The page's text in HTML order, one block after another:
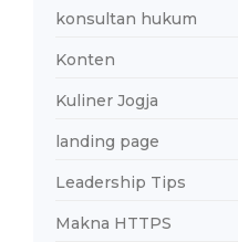
konsultan hukum
Konten
Kuliner Jogja
landing page
Leadership Tips
Makna HTTPS